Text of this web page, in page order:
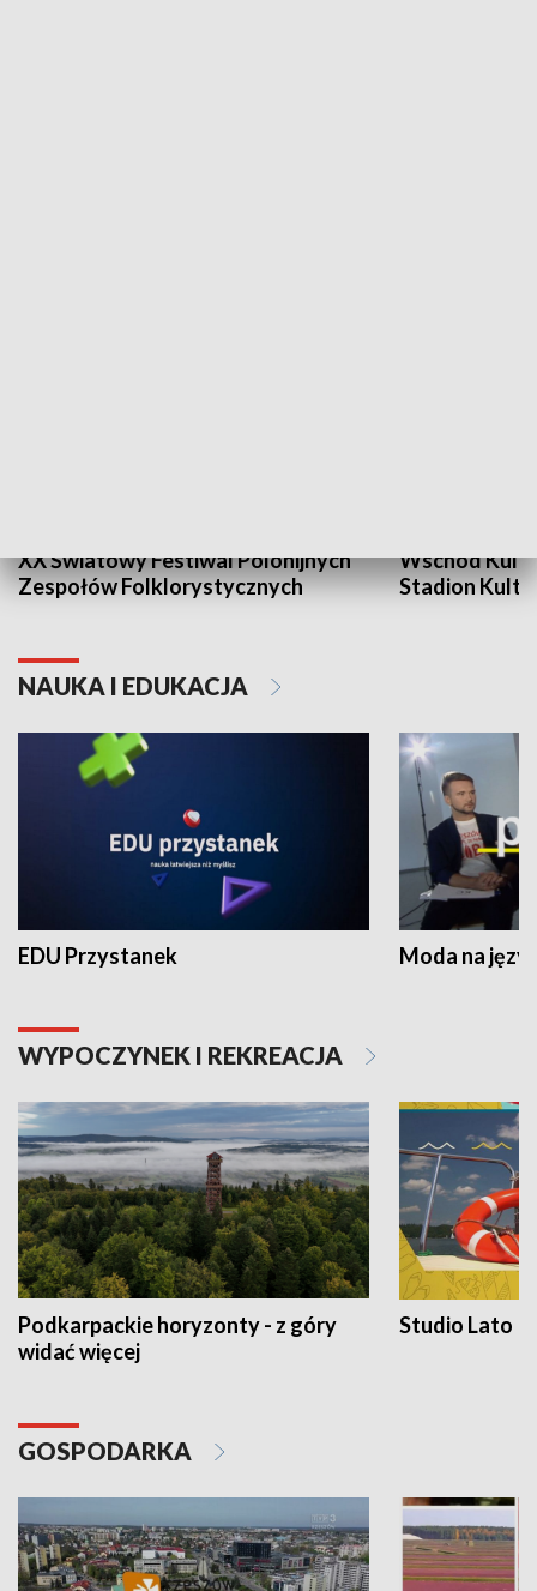
XX Światowy Festiwal Polonijnych
Zespołów Folklorystycznych
Wschód
Stadion
NAUKA I EDUKACJA
EDU Przystanek Moda na
WYPOCZYNEK I REKREACJA
Podkarpackie horyzonty - z góry
widać więcej
Studio Lato
GOSPODARKA